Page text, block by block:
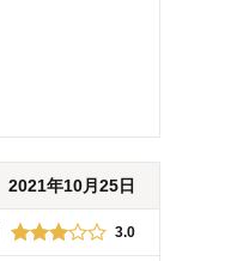
2021年10月25日
3.0